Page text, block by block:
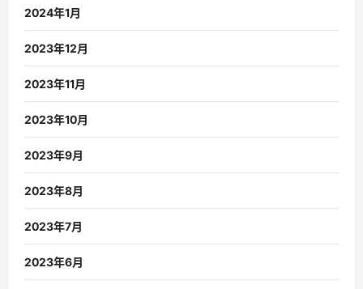
2024年1月
2023年12月
2023年11月
2023年10月
2023年9月
2023年8月
2023年7月
2023年6月